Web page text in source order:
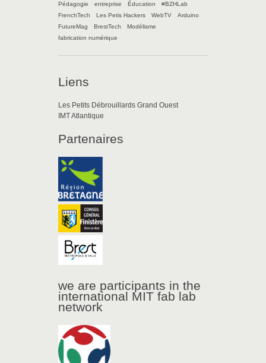
Pédagogie
entreprise Éducation
#BZHLab
FrenchTech
Les Petis Hackers WebTV
Arduino
FutureMag
BrestTech
Modélisme
fabrication numérique
Liens
Les Petits Débrouillards Grand Ouest
IMT Atlantique
Partenaires
we are participants in the
international MIT fab lab
network